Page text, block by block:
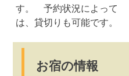
す。 予約状況によって
は、貸切りも可能です。
お宿の情報